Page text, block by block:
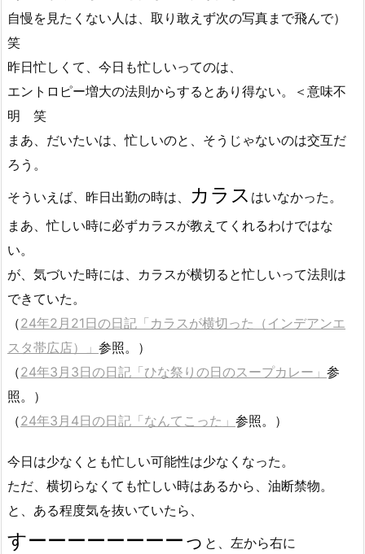
自慢を見たくない人は、取り敢えず次の写真まで飛んで）
笑
昨日忙しくて、今日も忙しいってのは、
エントロピー増大の法則からするとあり得ない。＜意味不
明 笑
まあ、だいたいは、忙しいのと、そうじゃないのは交互だ
ろう。
そういえば、昨日出勤の時は、
カラス はいなかった。
まあ、忙しい時に必ずカラスが教えてくれるわけではな
い。
が、気づいた時には、カラスが横切ると忙しいって法則は
できていた。
（24年2月21日の日記「カラスが横切った（インデアンエ
スタ帯広店）」 参照。）
（24年3月3日の日記「ひな祭りの日のスープカレー」 参
照。）
（24年3月4日の日記「なんてこった」 参照。）
今日は少なくとも忙しい可能性は少なくなった。
ただ、横切らなくても忙しい時はあるから、油断禁物。
と、ある程度気を抜いていたら、
すーーーーーーーーっ と、左から右に